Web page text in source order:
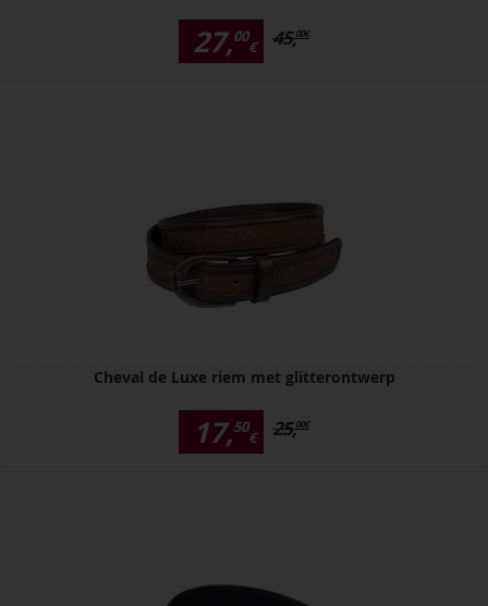
27,00
€ 45,00€
Cheval de Luxe riem met glitterontwerp
17,50
€ 25,00€